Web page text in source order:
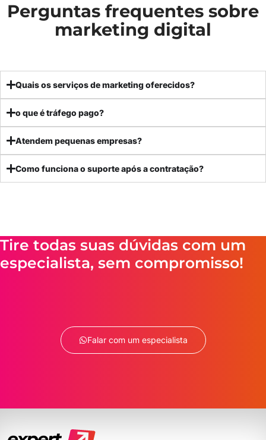
Perguntas frequentes sobre
marketing digital
Quais os serviços de marketing oferecidos?
o que é tráfego pago?
Atendem pequenas empresas?
Como funciona o suporte após a contratação?
Tire todas suas dúvidas com um
especialista, sem compromisso!
Falar com um especialista